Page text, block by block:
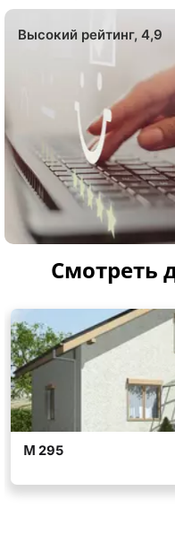
Высокий рейтинг, 4,9
Смотреть